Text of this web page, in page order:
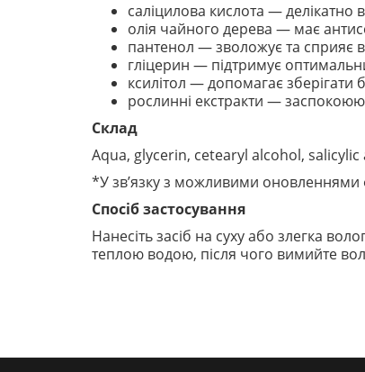
саліцилова кислота — делікатно
олія чайного дерева — має
пантенол — зволожує та сприяє
гліцерин — підтримує
ксилітол — допомагає зберігати
рослинні екстракти —
Склад
Aqua, glycerin, cetearyl alcohol,
*У зв’язку з можливими оновленнями
Спосіб застосування
Нанесіть засіб на суху або злегка
теплою водою, після чого вимийте